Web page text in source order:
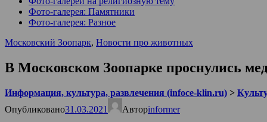
Фото-галерея: Памятники
Фото-галерея: Разное
Московский Зоопарк, Новости про животных
В Московском Зоопарке проснулись
Информация, культура, развлечения (infoce-klin.ru) >
Опубликовано31.03.2021 Авторinformer